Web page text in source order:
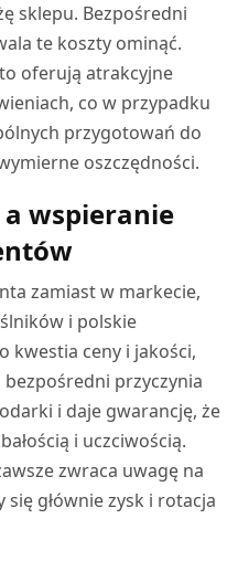
sklepu. Bezpośredni
te koszty ominąć.
oferują atrakcyjne
co w przypadku
przygotowań do
oszczędności.
a wspieranie
zamiast w markecie,
i polskie
kwestia ceny i jakości,
przyczynia
i daje gwarancję, że
i uczciwością.
zwraca uwagę na
głównie zysk i rotacja